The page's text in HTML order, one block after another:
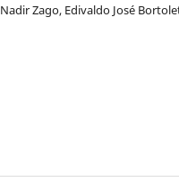
Zago, Edivaldo José